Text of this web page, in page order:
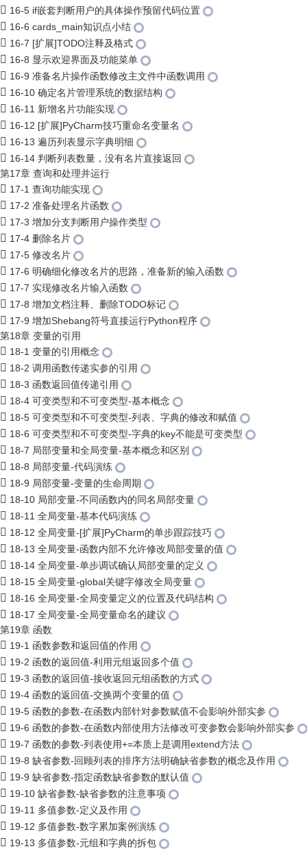
16-5 if嵌套判断用户的具体操作预留代码位置
16-6 cards_main知识点小结
16-7 [扩展]TODO注释及格式
16-8 显示欢迎界面及功能菜单
16-9 准备名片操作函数修改主文件中函数调用
16-10 确定名片管理系统的数据结构
16-11 新增名片功能实现
16-12 [扩展]PyCharm技巧重命名变量名
16-13 遍历列表显示字典明细
16-14 判断列表数量，没有名片直接返回
第17章 查询和处理并运行
17-1 查询功能实现
17-2 准备处理名片函数
17-3 增加分支判断用户操作类型
17-4 删除名片
17-5 修改名片
17-6 明确细化修改名片的思路，准备新的输入函数
17-7 实现修改名片输入函数
17-8 增加文档注释、删除TODO标记
17-9 增加Shebang符号直接运行Python程序
第18章 变量的引用
18-1 变量的引用概念
18-2 调用函数传递实参的引用
18-3 函数返回值传递引用
18-4 可变类型和不可变类型-基本概念
18-5 可变类型和不可变类型-列表、字典的修改和赋值
18-6 可变类型和不可变类型-字典的key不能是可变类型
18-7 局部变量和全局变量-基本概念和区别
18-8 局部变量-代码演练
18-9 局部变量-变量的生命周期
18-10 局部变量-不同函数内的同名局部变量
18-11 全局变量-基本代码演练
18-12 全局变量-[扩展]PyCharm的单步跟踪技巧
18-13 全局变量-函数内部不允许修改局部变量的值
18-14 全局变量-单步调试确认局部变量的定义
18-15 全局变量-global关键字修改全局变量
18-16 全局变量-全局变量定义的位置及代码结构
18-17 全局变量-全局变量命名的建议
第19章 函数
19-1 函数参数和返回值的作用
19-2 函数的返回值-利用元组返回多个值
19-3 函数的返回值-接收返回元组函数的方式
19-4 函数的返回值-交换两个变量的值
19-5 函数的参数-在函数内部针对参数赋值不会影响外部实参
19-6 函数的参数-在函数内部使用方法修改可变参数会影响外部实参
19-7 函数的参数-列表使用+=本质上是调用extend方法
19-8 缺省参数-回顾列表的排序方法明确缺省参数的概念及作用
19-9 缺省参数-指定函数缺省参数的默认值
19-10 缺省参数-缺省参数的注意事项
19-11 多值参数-定义及作用
19-12 多值参数-数字累加案例演练
19-13 多值参数-元组和字典的拆包